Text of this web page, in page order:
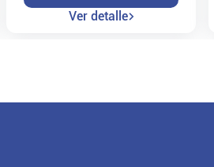
Ver detalle